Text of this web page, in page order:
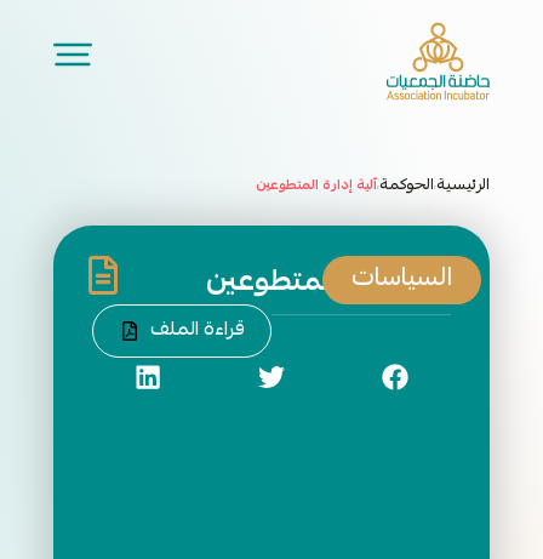
الرئيسية/الحوكمة/آلية إدارة المتطوعين
آلية إدارة المتطوعين
السياسات
قراءة الملف